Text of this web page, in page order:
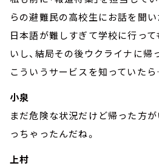
らの避難民の高校生にお話を聞い
日本語が難しすぎて学校に行っ
いし、結局その後ウクライナに帰
こういうサービスを知っていた
小泉
まだ危険な状況だけど帰った方
っちゃったんだね。
上村